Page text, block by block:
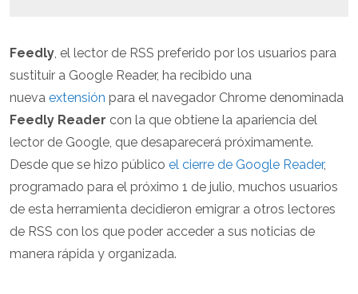
Feedly, el lector de RSS preferido por los usuarios para
sustituir a Google Reader, ha recibido una
nueva extensión para el navegador Chrome denominada
Feedly Reader con la que obtiene la apariencia del
lector de Google, que desaparecerá próximamente.
Desde que se hizo público el cierre de Google Reader,
programado para el próximo 1 de julio, muchos usuarios
de esta herramienta decidieron emigrar a otros lectores
de RSS con los que poder acceder a sus noticias de
manera rápida y organizada.